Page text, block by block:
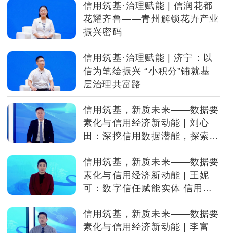
信用筑基·治理赋能 | 信润花都
花耀齐鲁——青州解锁花卉产业
振兴密码
信用筑基·治理赋能 | 济宁：以
信为笔绘振兴 “小积分”铺就基
层治理共富路
信用筑基，新质未来——数据要
素化与信用经济新动能 | 刘心
田：深挖信用数据潜能，探索资
源向资产资本转化新路径
信用筑基，新质未来——数据要
素化与信用经济新动能 | 王妮
可：数字信任赋能实体 信用数
据激活新质生产力
信用筑基，新质未来——数据要
素化与信用经济新动能 | 李富